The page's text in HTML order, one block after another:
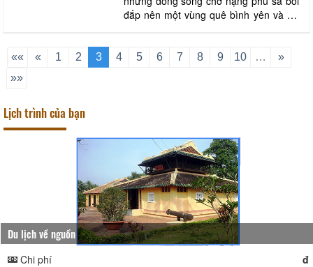
đắp nên một vùng quê bình yên và trù
sống của bà con địa phương mà còn là
«« « 1 2 3 4 5 6 7 8 9 10 …
»
»»
Lịch trình của bạn
Du lịch về nguồn
Chi phí
đ